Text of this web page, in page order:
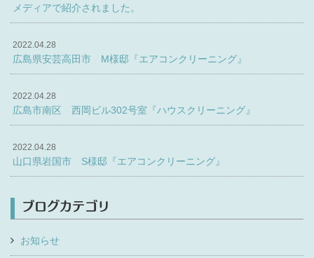
メディアで紹介されました。
2022.04.28
広島県安芸高田市 M様邸『エアコンクリーニング』
2022.04.28
広島市南区 西岡ビル302号室『ハウスクリーニング』
2022.04.28
山口県岩国市 S様邸『エアコンクリーニング』
ブログカテゴリ
お知らせ